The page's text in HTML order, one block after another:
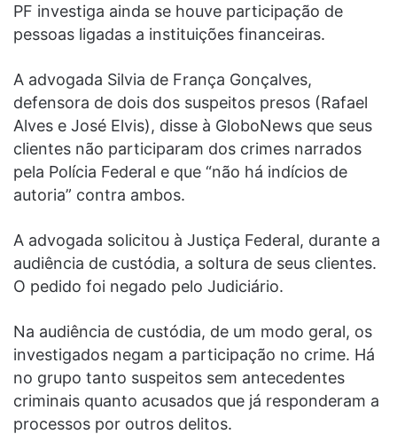
PF investiga ainda se houve participação de
pessoas ligadas a instituições financeiras.
A advogada Silvia de França Gonçalves,
defensora de dois dos suspeitos presos (Rafael
Alves e José Elvis), disse à GloboNews que seus
clientes não participaram dos crimes narrados
pela Polícia Federal e que “não há indícios de
autoria” contra ambos.
A advogada solicitou à Justiça Federal, durante a
audiência de custódia, a soltura de seus clientes.
O pedido foi negado pelo Judiciário.
Na audiência de custódia, de um modo geral, os
investigados negam a participação no crime. Há
no grupo tanto suspeitos sem antecedentes
criminais quanto acusados que já responderam a
processos por outros delitos.